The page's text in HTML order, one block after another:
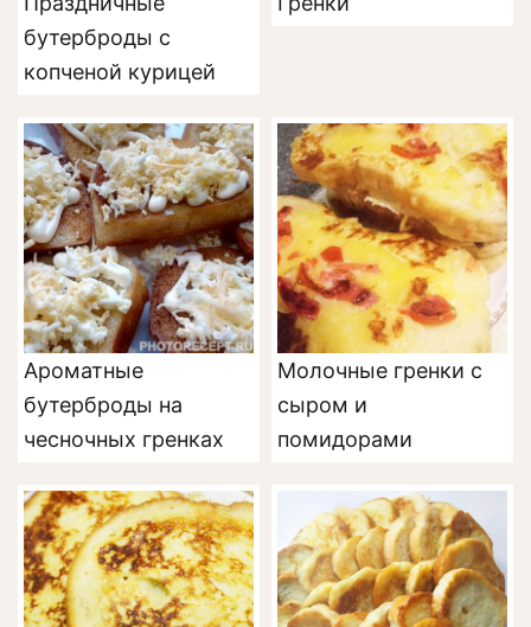
бутерброды с
копченой курицей
Ароматные
бутерброды на
чесночных гренках
Молочные гренки с
сыром и
помидорами